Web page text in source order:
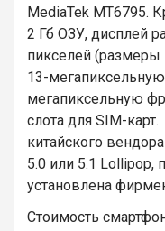
MediaTek MT6795.
2 Гб ОЗУ, дисплей
пикселей (размеры
13-
мегапиксельную
слота для SIM-
китайского
5.0 или 5.1 Lollipop,
установлена
Стоимость